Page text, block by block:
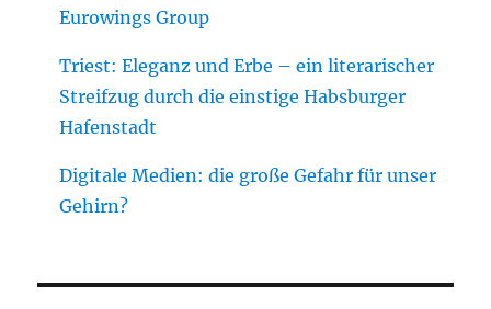
Eurowings Group
Triest: Eleganz und Erbe – ein literarischer
Streifzug durch die einstige Habsburger
Hafenstadt
Digitale Medien: die große Gefahr für unser
Gehirn?